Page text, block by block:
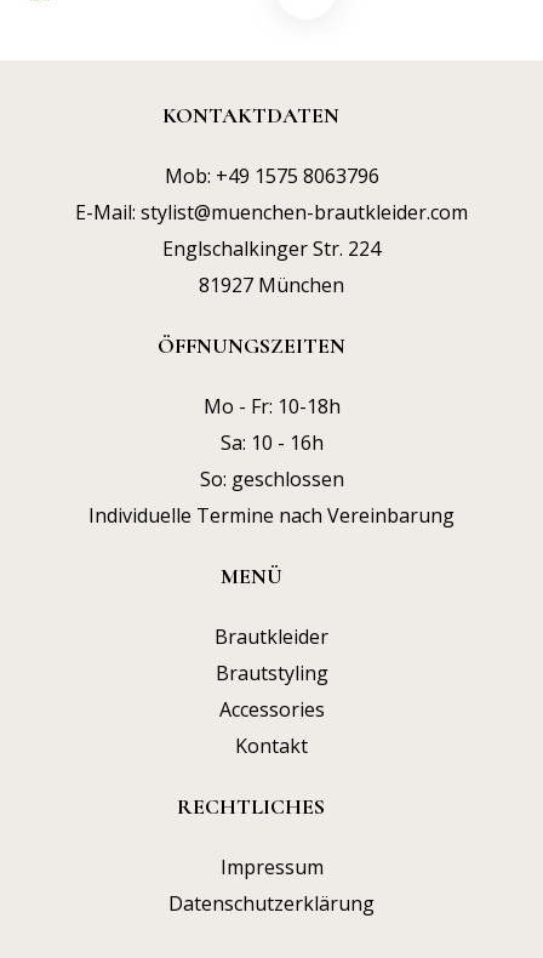
KONTAKTDATEN
Mob: +49 1575 8063796
E-Mail: stylist@muenchen-brautkleider.com
Englschalkinger Str. 224
81927 München
ÖFFNUNGSZEITEN
Mo - Fr: 10-18h
Sa: 10 - 16h
So: geschlossen
Individuelle Termine nach Vereinbarung
MENÜ
Brautkleider
Brautstyling
Accessories
Kontakt
RECHTLICHES
Impressum
Datenschutzerklärung